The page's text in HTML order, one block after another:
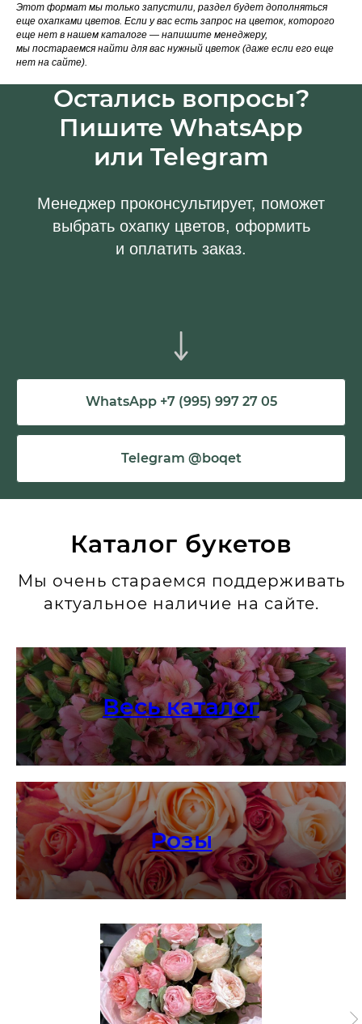
Этот формат мы только запустили, раздел будет дополняться
еще охапками цветов. Если у вас есть запрос на цветок, которого
еще нет в нашем каталоге — напишите менеджеру,
мы постараемся найти для вас нужный цветок (даже если его еще
нет на сайте).
Остались вопросы?
Пишите WhatsApp
или Telegram
Менеджер проконсультирует, поможет
выбрать охапку цветов, оформить
и оплатить заказ.
WhatsApp +7 (995) 997 27 05
Telegram @boqet
Каталог букетов
Мы очень стараемся поддерживать
актуальное наличие на сайте.
Весь каталог
Розы